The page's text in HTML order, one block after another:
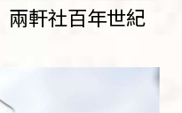
兩軒社百年世紀